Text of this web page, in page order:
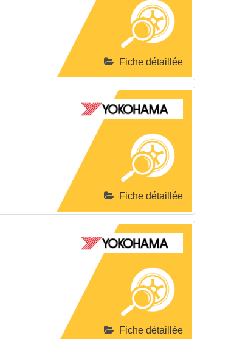
Fiche détaillée
Fiche détaillée
Fiche détaillée